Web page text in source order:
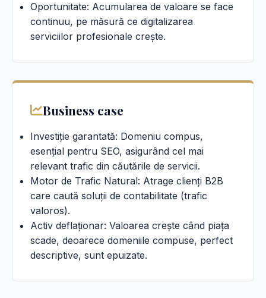
Oportunitate: Acumularea de valoare se face
continuu, pe măsură ce digitalizarea
serviciilor profesionale crește.
Business case
Investiție garantată: Domeniu compus,
esențial pentru SEO, asigurând cel mai
relevant trafic din căutările de servicii.
Motor de Trafic Natural: Atrage clienți B2B
care caută soluții de contabilitate (trafic
valoros).
Activ deflaționar: Valoarea crește când piața
scade, deoarece domeniile compuse, perfect
descriptive, sunt epuizate.